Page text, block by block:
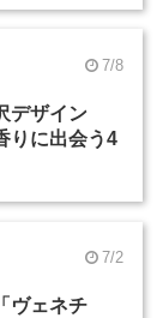
7/8
デザイン
りに出会う4
7/2
ヴェネチ